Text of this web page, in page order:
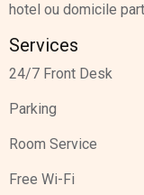
hotel ou domicile
Services
24/7 Front Desk
Parking
Room Service
Free Wi-Fi